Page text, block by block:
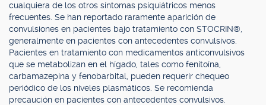
cualquiera de los otros síntomas psiquiátricos menos
frecuentes. Se han reportado raramente aparición de
convulsiones en pacientes bajo tratamiento con STOCRIN®,
generalmente en pacientes con antecedentes convulsivos.
Pacientes en tratamiento con medicamentos anticonvulsivos
que se metabolizan en el hígado, tales como fenitoína,
carbamazepina y fenobarbital, pueden requerir chequeo
periódico de los niveles plasmáticos. Se recomienda
precaución en pacientes con antecedentes convulsivos.